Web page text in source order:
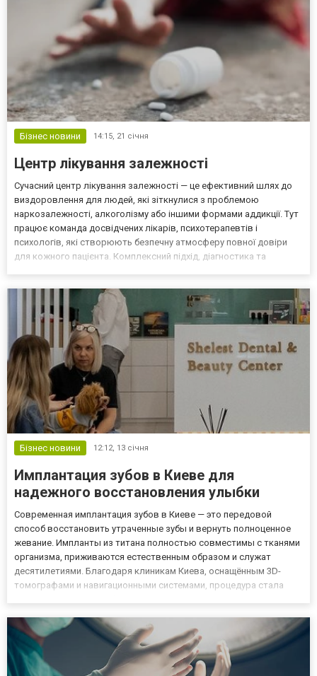
Бізнес новини 14:15, 21 січня
Центр лікування залежності
Сучасний центр лікування залежності — це ефективний шлях до
виздоровлення для людей, які зіткнулися з проблемою
наркозалежності, алкоголізму або іншими формами аддикції. Тут
працює команда досвідчених лікарів, психотерапевтів і
психологів, які створюють безпечну атмосферу повної довіри
для кожного пацієнта. Комплексний підхід, діагностика та
Бізнес новини 12:12, 13 січня
Имплантация зубов в Киеве для
надежного восстановления улыбки
Современная имплантация зубов в Киеве — это передовой
способ восстановить утраченные зубы и вернуть полноценное
жевание. Импланты из титана полностью совместимы с тканями
организма, приживаются естественным образом и служат
десятилетиями. Благодаря клиникам Киева, оснащённым 3D-
томографами и навигационными системами, процедура стала
титанового...